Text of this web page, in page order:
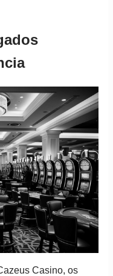
Casino, os